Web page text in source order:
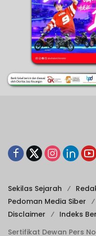
Sekilas Sejarah
Pedoman Media Siber
Disclaimer
Indeks
Sertifikat Dewan Pers